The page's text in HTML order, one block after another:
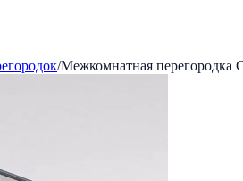
/Межкомнатная перегородка